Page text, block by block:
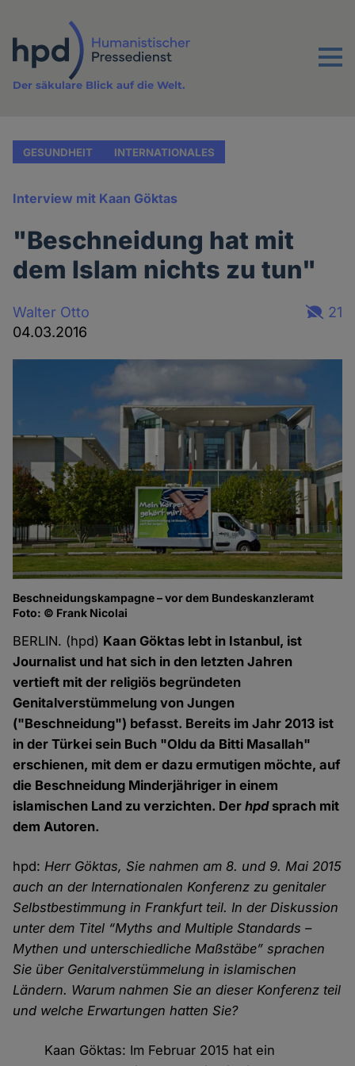
Inhalt
Menu
Der säkulare Blick auf die Welt.
GESUNDHEIT INTERNATIONALES
Interview mit Kaan Göktas
"Beschneidung hat mit
dem Islam nichts zu tun"
Walter Otto
04.03.2016
21
Beschneidungskampagne – vor dem Bundeskanzleramt
Foto: © Frank Nicolai
BERLIN. (hpd) Kaan Göktas lebt in Istanbul, ist
Journalist und hat sich in den letzten Jahren
vertieft mit der religiös begründeten
Genitalverstümmelung von Jungen
("Beschneidung") befasst. Bereits im Jahr 2013 ist
in der Türkei sein Buch "Oldu da Bitti Masallah"
erschienen, mit dem er dazu ermutigen möchte, auf
die Beschneidung Minderjähriger in einem
islamischen Land zu verzichten. Derhpdsprach mit
dem Autoren.
hpd:Herr Göktas, Sie nahmen am 8. und 9. Mai 2015
auch an der Internationalen Konferenz zu genitaler
Selbstbestimmung in Frankfurt teil. In der Diskussion
unter dem Titel “Myths and Multiple Standards –
Mythen und unterschiedliche Maßstäbe” sprachen
Sie über Genitalverstümmelung in islamischen
Ländern. Warum nahmen Sie an dieser Konferenz teil
und welche Erwartungen hatten Sie?
Kaan Göktas: Im Februar 2015 hat ein